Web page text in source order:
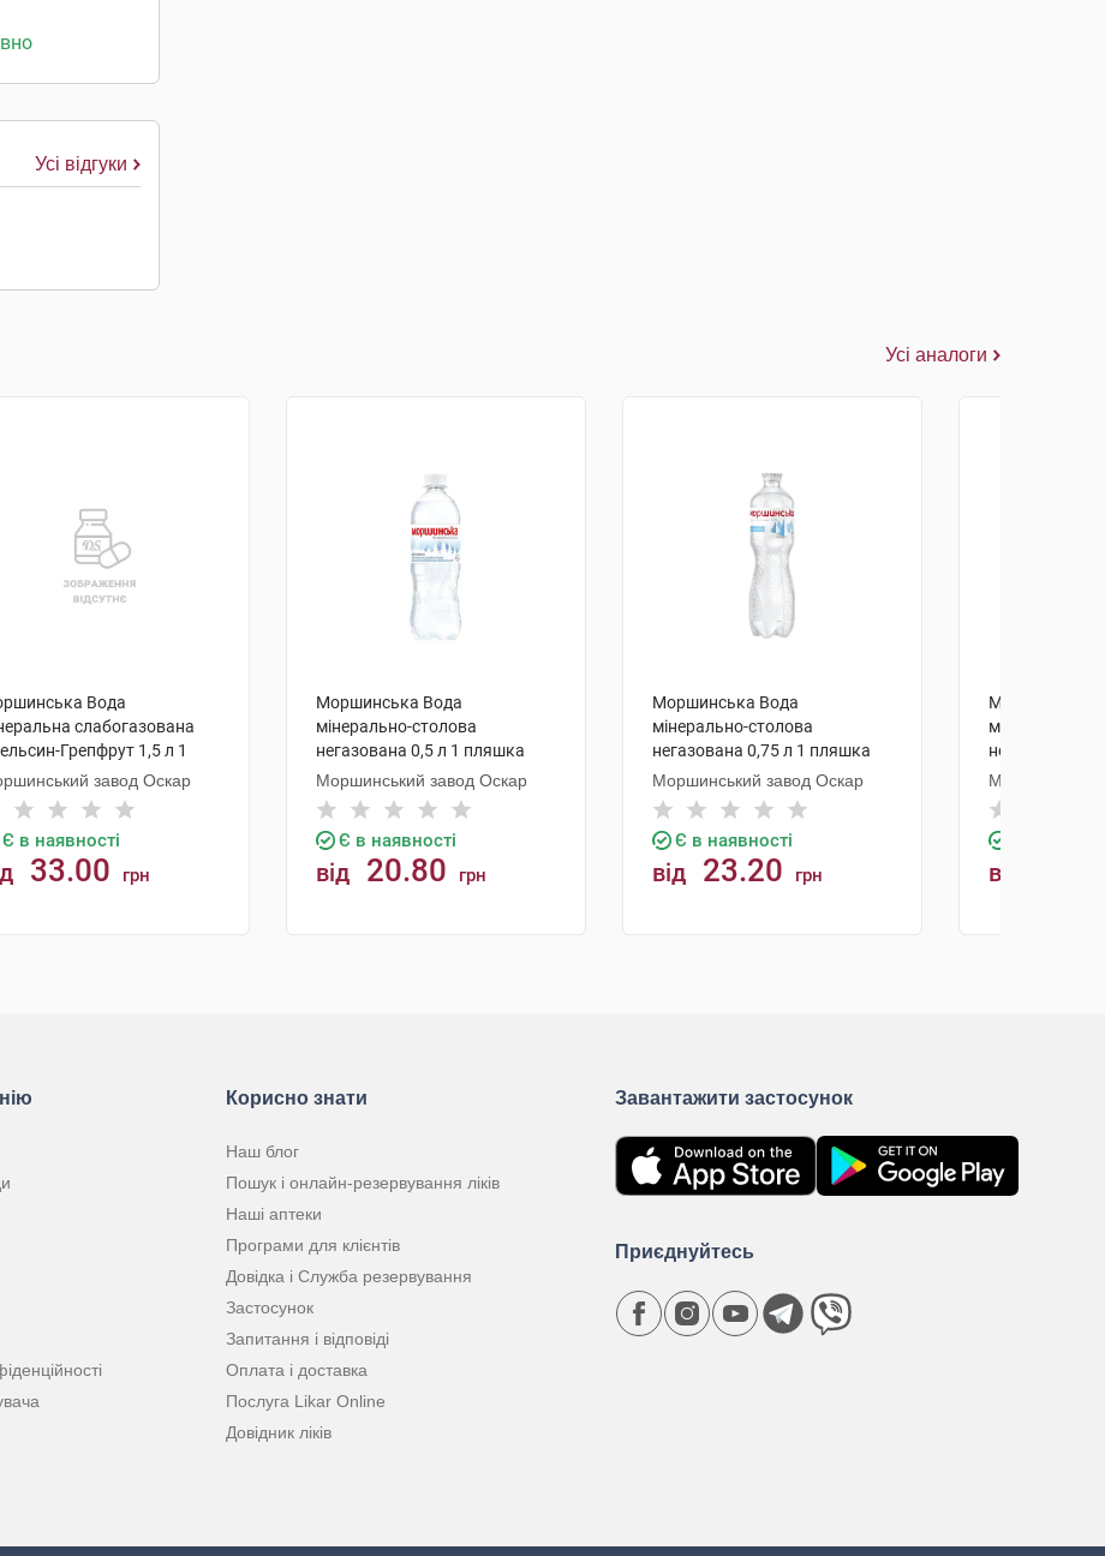
Усі відгуки
Усі аналоги
Вода
слабогазована
Грепфрут 1,5 л 1
завод Оскар
Є в наявності
33.00 грн
Моршинська Вода
мінерально-столова
негазована 0,5 л 1 пляшка
Моршинський завод Оскар
Є в наявності
від 20.80 грн
Моршинська Вода
мінерально-столова
негазована 0,75 л 1 пляшка
Моршинський завод Оскар
Є в наявності
від 23.20 грн
Моршинська
мінерально-
негазована
Моршинський
від
Корисно знати
Наш блог
Пошук і онлайн-резервування ліків
Наші аптеки
Програми для клієнтів
Довідка і Служба резервування
Застосунок
Запитання і відповіді
Оплата і доставка
Послуга Likar Online
Довідник ліків
Завантажити застосунок
Приєднуйтесь